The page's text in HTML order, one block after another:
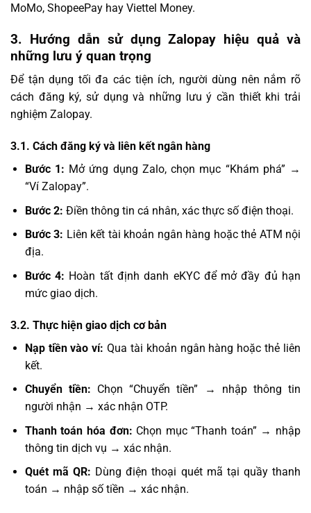
MoMo, ShopeePay hay Viettel Money.
3. Hướng dẫn sử dụng Zalopay hiệu quả và
những lưu ý quan trọng
Để tận dụng tối đa các tiện ích, người dùng nên nắm rõ
cách đăng ký, sử dụng và những lưu ý cần thiết khi trải
nghiệm Zalopay.
3.1. Cách đăng ký và liên kết ngân hàng
Bước 1: Mở ứng dụng Zalo, chọn mục “Khám phá” →
“Ví Zalopay”.
Bước 2: Điền thông tin cá nhân, xác thực số điện thoại.
Bước 3: Liên kết tài khoản ngân hàng hoặc thẻ ATM nội
địa.
Bước 4: Hoàn tất định danh eKYC để mở đầy đủ hạn
mức giao dịch.
3.2. Thực hiện giao dịch cơ bản
Nạp tiền vào ví: Qua tài khoản ngân hàng hoặc thẻ liên
kết.
Chuyển tiền: Chọn “Chuyển tiền” → nhập thông tin
người nhận → xác nhận OTP.
Thanh toán hóa đơn: Chọn mục “Thanh toán” → nhập
thông tin dịch vụ → xác nhận.
Quét mã QR: Dùng điện thoại quét mã tại quầy thanh
toán → nhập số tiền → xác nhận.